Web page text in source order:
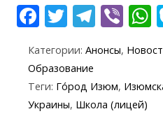
F
e
b
o
T
itt
er
T
e
gr
a
Vi
er
s
Категории: Анонсы,
Образование
Теги: Го́род Изюм,
Украины, Школа (лицей)